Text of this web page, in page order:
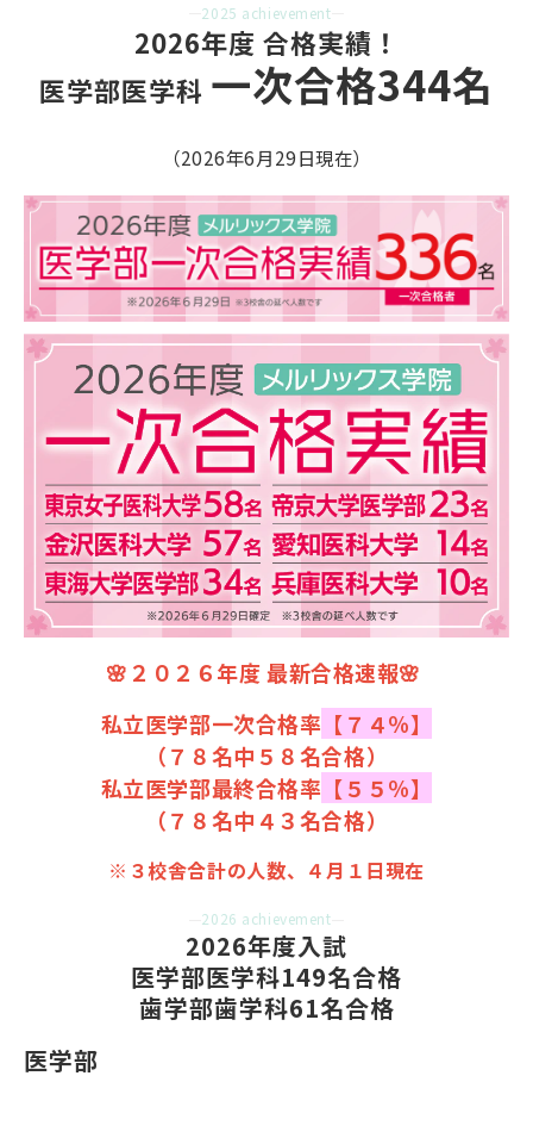
2025 achievement
2026年度 合格実績！
医学部医学科 一次合格344名
（2026年6月29日現在）
🌸２０２６年度 最新合格速報🌸
私立医学部一次合格率 【７４％】
（７８名中５８名合格）
私立医学部最終合格率 【５５％】
（７８名中４３名合格）
※３校舎合計の人数、４月１日現在
2026 achievement
2026年度入試
医学部医学科149名合格
歯学部歯学科61名合格
医学部